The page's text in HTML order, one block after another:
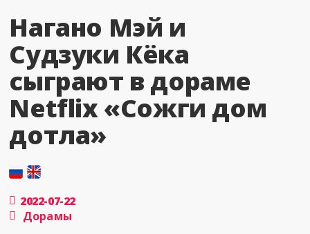
Нагано Мэй и
Судзуки Кёка
сыграют в дораме
Netflix «Сожги дом
дотла»
2022-07-22
Дорамы